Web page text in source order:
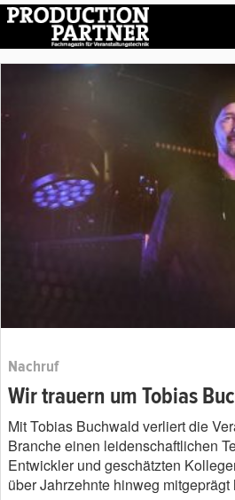
Nachruf
Wir trauern um Tobias
Mit Tobias Buchwald verliert die
Branche einen leidenschaftlichen
Entwickler und geschätzten
über Jahrzehnte hinweg mitgeprägt